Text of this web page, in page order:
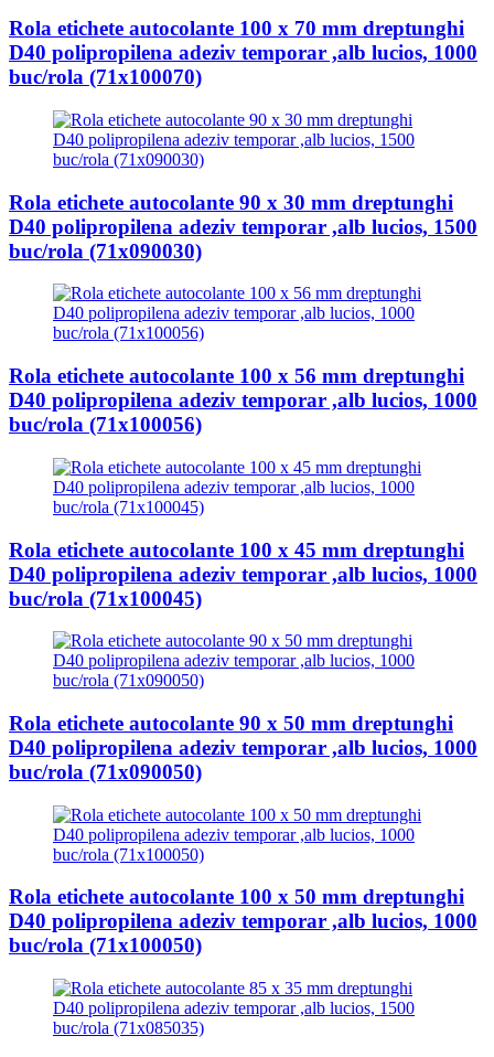
Rola etichete autocolante 100 x 70 mm dreptunghi
D40 polipropilena adeziv temporar ,alb lucios, 1000
buc/rola (71x100070)
Rola etichete autocolante 90 x 30 mm dreptunghi
D40 polipropilena adeziv temporar ,alb lucios, 1500
buc/rola (71x090030)
Rola etichete autocolante 100 x 56 mm dreptunghi
D40 polipropilena adeziv temporar ,alb lucios, 1000
buc/rola (71x100056)
Rola etichete autocolante 100 x 45 mm dreptunghi
D40 polipropilena adeziv temporar ,alb lucios, 1000
buc/rola (71x100045)
Rola etichete autocolante 90 x 50 mm dreptunghi
D40 polipropilena adeziv temporar ,alb lucios, 1000
buc/rola (71x090050)
Rola etichete autocolante 100 x 50 mm dreptunghi
D40 polipropilena adeziv temporar ,alb lucios, 1000
buc/rola (71x100050)